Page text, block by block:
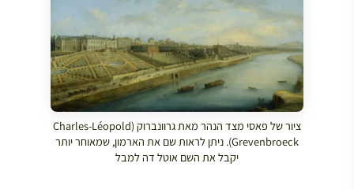
ציור של פאסי מצד הנהר מאת גרוונברוק (Charles-Léopold
Grevenbroeck). ניתן לראות שם את הארמון, שמאוחר יותר
יקבל את השם אוטל דה למבל